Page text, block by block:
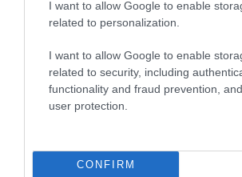
I want to allow Google to enable
related to personalization.
I want to allow Google to enable
related to security, including
functionality and fraud prevention,
user protection.
CONFIRM
AGRÁR
Szuperélelmiszer, megfizethető és
A világ azon részein, ahol a legmagasabb a